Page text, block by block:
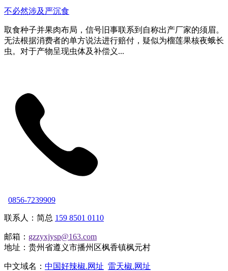
不必然涉及严沉食
取食种子并果肉布局，信号旧事联系到自称出产厂家的须眉。
无法根据消费者的单方说法进行赔付，疑似为榴莲果核夜蛾长
虫。对于产物呈现虫体及补偿义...
0856-7239909
联系人：简总 159 8501 0110
邮箱： gzzyxjysp@163.com
地址：贵州省遵义市播州区枫香镇枫元村
中文域名： 中国好辣椒.网址 雷天椒.网址